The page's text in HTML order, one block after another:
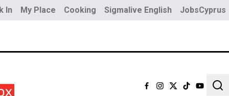
In My Place Cooking Sigmalive English JobsCyprus